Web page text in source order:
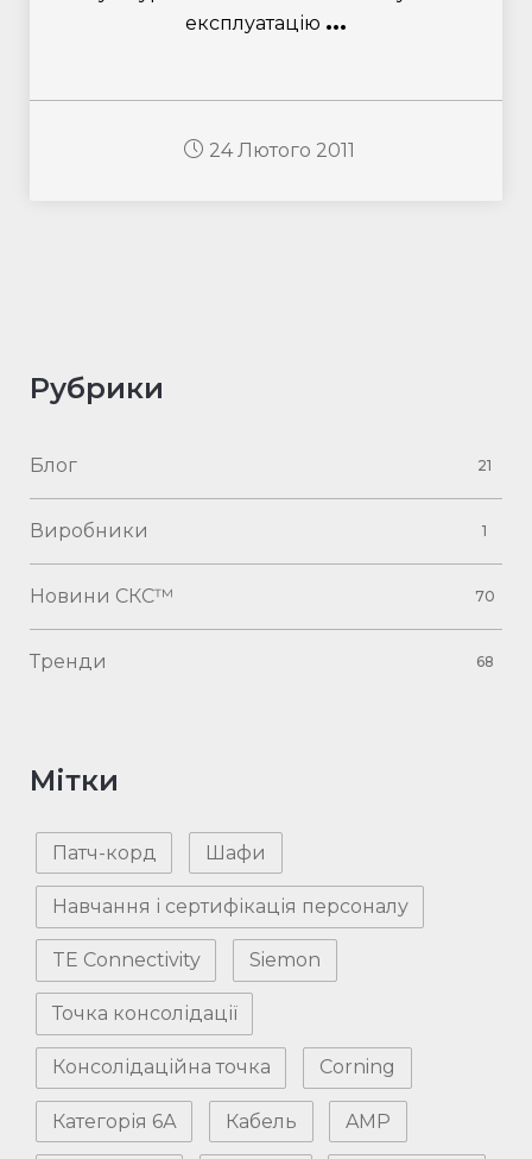
експлуатацію ...
24 Лютого 2011
Рубрики
Блог 21
Виробники 1
Новини СКС™ 70
Тренди 68
Мітки
Патч-корд Шафи
Навчання і сертифікація персоналу
TE Connectivity Siemon
Точка консолідації
Консолідаційна точка Corning
Категорія 6А Кабель AMP